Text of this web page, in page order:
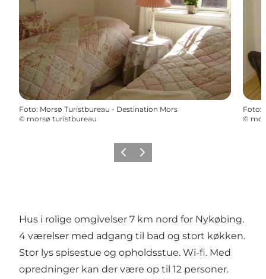
Foto: Morsø Turistbureau - Destination Mors
© morsø turistbureau
Foto:
©
Forrige billede
Næste billede
Hus i rolige omgivelser 7 km nord for Nykøbing.
4 værelser med adgang til bad og stort køkken.
Stor lys spisestue og opholdsstue. Wi-fi. Med
opredninger kan der være op til 12 personer.